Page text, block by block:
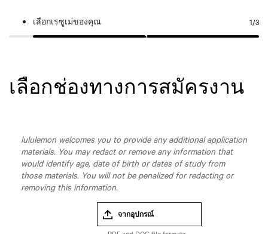
เลือกเรซูเม่ของคุณ 1/3
เลือกช่องทางการสมัครงาน
lululemon welcomes you to provide any additional application
materials. You may redact or remove any information that
would identify age, date of birth or dates of study from
those materials. You will not be penalized for redacting or
removing this information.
จากอุปกรณ์